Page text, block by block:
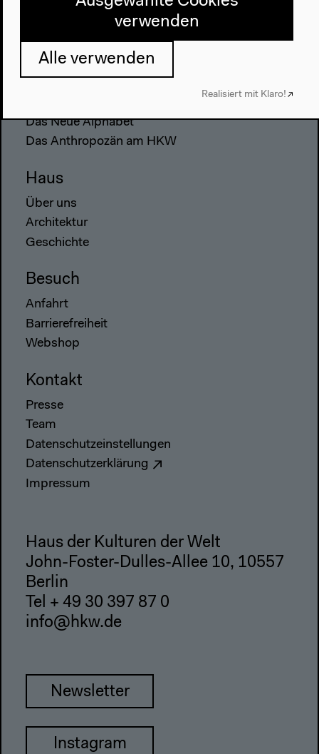
Programm
Das Neue Alphabet
Das Anthropozän am HKW
Haus
Über uns
Architektur
Geschichte
Besuch
Anfahrt
Barrierefreiheit
Webshop
Kontakt
Presse
Team
Datenschutzeinstellungen
Datenschutzerklärung
Impressum
Haus der Kulturen der Welt
John-Foster-Dulles-Allee 10, 10557
Berlin
Tel + 49 30 397 87 0
info@hkw.de
Newsletter
Instagram
verwenden
Alle verwenden
Realisiert mit Klaro!